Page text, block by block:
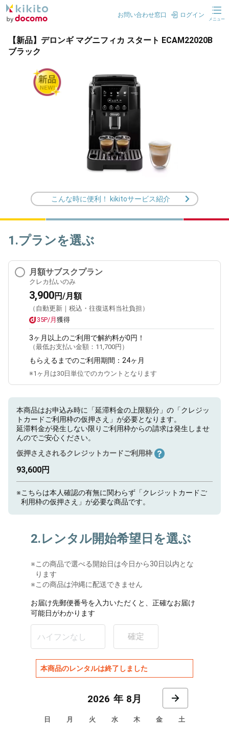
お問い合わせ窓口 ログイン
メニュー
【新品】デロンギ マグニフィカ スタート ECAM22020B
ブラック
こんな時に便利！ kikitoサービス紹介
1.プランを選ぶ
月額サブスクプラン
クレカ払いのみ
3,900円/月額
（自動更新｜税込・往復送料当社負担）
35P/月 獲得
3ヶ月 以上のご利用で解約料が0円！
（最低お支払い金額： 11,700円 ）
もらえるまでのご利用期間： 24ヶ月
※1ヶ月は30日単位でのカウントとなります
本商品はお申込み時に「延滞料金の上限額分」の「クレジッ
トカードご利用枠の仮押さえ」が必要となります。
延滞料金が発生しない限りご利用枠からの請求は発生しませ
んのでご安心ください。
仮押さえされるクレジットカードご利用枠
93,600円
※こちらは本人確認の有無に関わらず「クレジットカードご
利用枠の仮押さえ」が必要な商品です。
2.レンタル開始希望日を選ぶ
※この商品で選べる開始日は今日から30日以内とな
ります
※この商品は沖縄に配送できません
お届け先郵便番号を入力いただくと、正確なお届け
可能日がわかります
確定
本商品のレンタルは終了しました
8月
日 月 火 水 木 金 土